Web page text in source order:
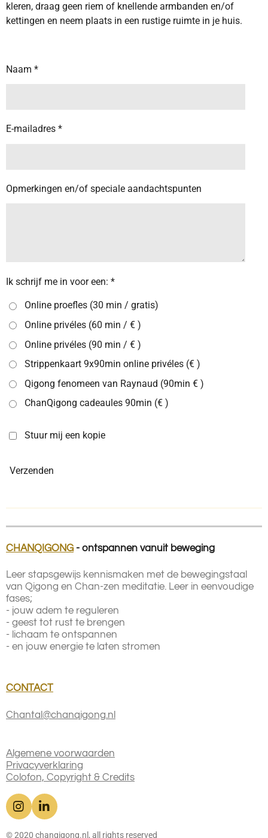
kleren, draag geen riem of knellende armbanden en/of
kettingen en neem plaats in een rustige ruimte in je huis.
Naam *
E-mailadres *
Opmerkingen en/of speciale aandachtspunten
Ik schrijf me in voor een: *
Online proefles (30 min / gratis)
Online privéles (60 min / € )
Online privéles (90 min / € )
Strippenkaart 9x90min online privéles (€ )
Qigong fenomeen van Raynaud (90min € )
ChanQigong cadeaules 90min (€ )
Stuur mij een kopie
Verzenden
CHANQIGONG- ontspannen vanuit beweging
Leer stapsgewijs kennismaken met de bewegingstaal
van Qigong en Chan-zen meditatie. Leer in eenvoudige
fases;
- jouw adem te reguleren
- geest tot rust te brengen
- lichaam te ontspannen
- en jouw energie te laten stromen
CONTACT
Chantal@chanqigong.nl
Algemene voorwaarden
Privacyverklaring
Colofon, Copyright & Credits
I
n
s
L
i
n
© 2020 chanqigong.nl, all rights reserved